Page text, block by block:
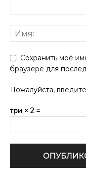
Сохранить моё
браузере для
Пожалуйста,
три × 2 =